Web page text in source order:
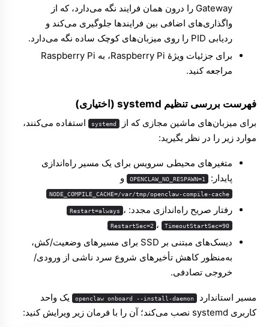
Gateway را درون همان فرایند نگه می‌دارد، که از
واگذاری‌های اضافی بین فرایندها جلوگیری می‌کند و
ردیابی PID را روی میزبان‌های کوچک ساده نگه می‌دارد.
برای جزئیات ویژهٔ Raspberry Pi، به
Raspberry Pi
مراجعه کنید.
فهرست بررسی تنظیم systemd (اختیاری)
برای میزبان‌های ماشین مجازی که از systemd استفاده می‌کنند،
موارد زیر را در نظر بگیرید:
متغیرهای محیطی سرویس برای یک مسیر راه‌اندازی
پایدار:
OPENCLAW_NO_RESPAWN=1 و
NODE_COMPILE_CACHE=/var/tmp/openclaw-compile-cache
رفتار صریح راه‌اندازی مجدد: Restart=always ،
RestartSec=2 ، TimeoutStartSec=90
دیسک‌های مبتنی بر SSD برای مسیرهای وضعیت/کش،
به‌منظور کاهش تأخیرهای شروع سرد ناشی از ورودی/
خروجی تصادفی.
مسیر استاندارد openclaw onboard --install-daemon یک واحد
کاربری systemd نصب می‌کند؛ آن را با فرمان زیر ویرایش کنید: